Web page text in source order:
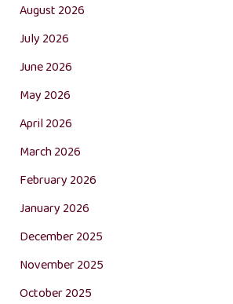
August 2026
July 2026
June 2026
May 2026
April 2026
March 2026
February 2026
January 2026
December 2025
November 2025
October 2025